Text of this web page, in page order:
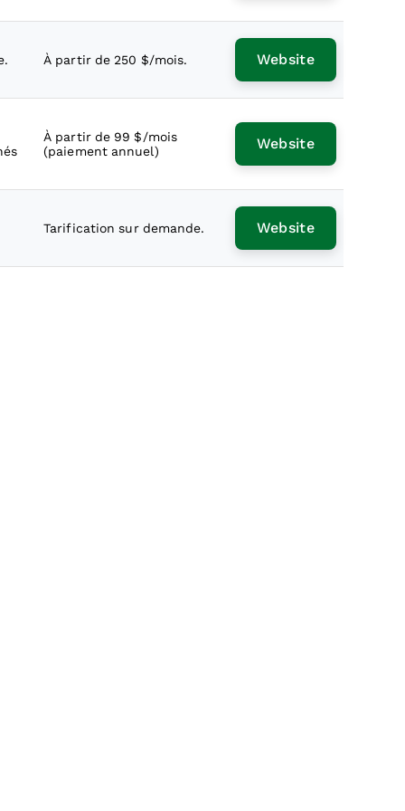
À partir de 250 $/mois. Website
À partir de 99 $/mois
(paiement annuel)
Website
Tarification sur demande. Website